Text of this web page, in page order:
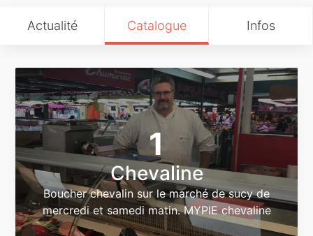
Actualité Catalogue Infos
1
Chevaline
Boucher chevalin sur le marché de sucy de
mercredi et samedi matin. MYPIE chevaline